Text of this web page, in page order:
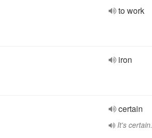
to work
iron
certain
It's certain.